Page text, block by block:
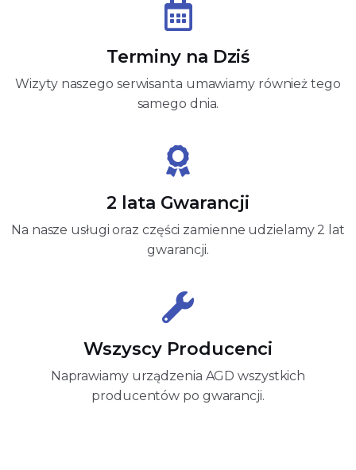
Terminy na Dziś
Wizyty naszego serwisanta umawiamy również tego
samego dnia.
2 lata Gwarancji
Na nasze usługi oraz części zamienne udzielamy 2 lat
gwarancji.
Wszyscy Producenci
Naprawiamy urządzenia AGD wszystkich
producentów po gwarancji.